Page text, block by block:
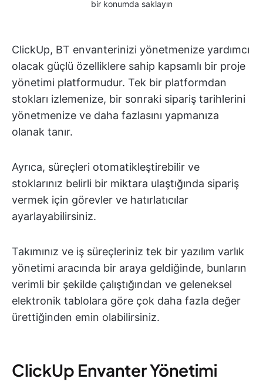
bir konumda saklayın
ClickUp, BT envanterinizi yönetmenize yardımcı
olacak güçlü özelliklere sahip kapsamlı bir proje
yönetimi platformudur. Tek bir platformdan
stokları izlemenize, bir sonraki sipariş tarihlerini
yönetmenize ve daha fazlasını yapmanıza
olanak tanır.
Ayrıca, süreçleri otomatikleştirebilir ve
stoklarınız belirli bir miktara ulaştığında sipariş
vermek için görevler ve hatırlatıcılar
ayarlayabilirsiniz.
Takımınız ve iş süreçleriniz tek bir yazılım varlık
yönetimi aracında bir araya geldiğinde, bunların
verimli bir şekilde çalıştığından ve geleneksel
elektronik tablolara göre çok daha fazla değer
ürettiğinden emin olabilirsiniz.
ClickUp Envanter Yönetimi